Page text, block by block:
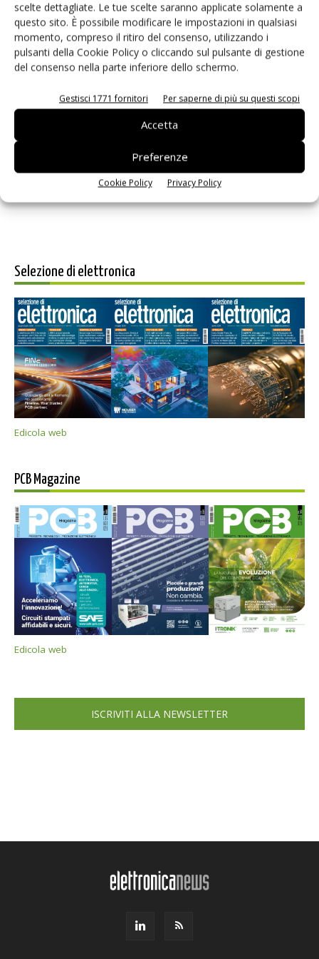
scelte dettagliate. Le tue scelte saranno applicate solamente a
questo sito. È possibile modificare le impostazioni in qualsiasi
momento, compreso il ritiro del consenso, utilizzando i
pulsanti della Cookie Policy o cliccando sul pulsante di gestione
del consenso nella parte inferiore dello schermo.
Gestisci 1771 fornitori Per saperne di più su questi scopi
Accetta
Preferenze
Cookie Policy Privacy Policy
Salva il mio nome, email e sito web in questo browser per i
prossimi commenti.
Selezione di elettronica
Edicola web
PCB Magazine
Edicola web
ISCRIVITI ALLA NEWSLETTER